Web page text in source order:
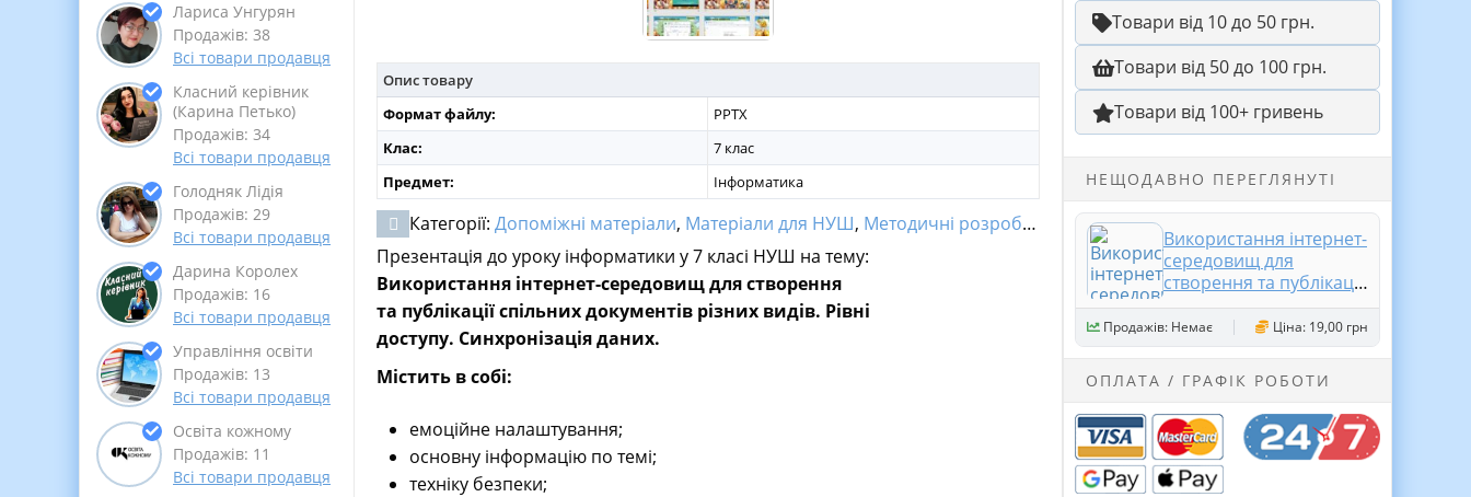
Лариса Унгурян
Продажів: 38
Всі товари продавця
Класний керівник
(Карина Петько)
Продажів: 34
Всі товари продавця
Голодняк Лідія
Продажів: 29
Всі товари продавця
Дарина Королех
Продажів: 16
Всі товари продавця
Управління освіти
Продажів: 13
Всі товари продавця
Освіта кожному
Продажів: 11
Всі товари продавця
Опис товару
Формат файлу:
PPTX
Клас:
7 клас
Предмет:
Інформатика
Категорії: Допоміжні матеріали, Матеріали для НУШ, Методичні розробки
Презентація до уроку інформатики у 7 класі НУШ на тему:
Використання інтернет-середовищ для створення
та публікації спільних документів різних видів. Рівні
доступу. Синхронізація даних.
Містить в собі:
емоційне налаштування;
основну інформацію по темі;
техніку безпеки;
Товари від 10 до 50 грн.
Товари від 50 до 100 грн.
Товари від 100+ гривень
НЕЩОДАВНО ПЕРЕГЛЯНУТІ
Використання інтернет-
середовищ для
створення та публікації
спільних документів
різних видів. Рівні
доступу. Синхронізація
даних (презентація 7
клас Н
Продажів: Немає Ціна: 19,00 грн
ОПЛАТА / ГРАФІК РОБОТИ